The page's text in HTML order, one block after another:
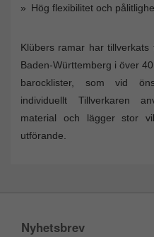
Hög flexibilitet och
Klübers ramar har
Baden-Württemberg i över
barocklister, som vid
individuellt Tillverkaren
material och lägger stor
utförande.
Nyhetsbrev